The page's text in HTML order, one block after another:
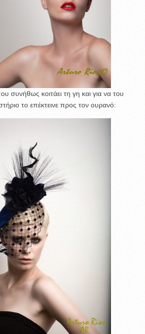
συνήθως κοιτάει τη γη και για να του
το επέκτεινε προς τον ουρανό: